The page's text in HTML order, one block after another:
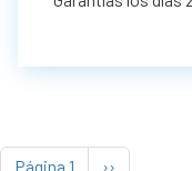
Paginación
Página 1 Siguiente
››